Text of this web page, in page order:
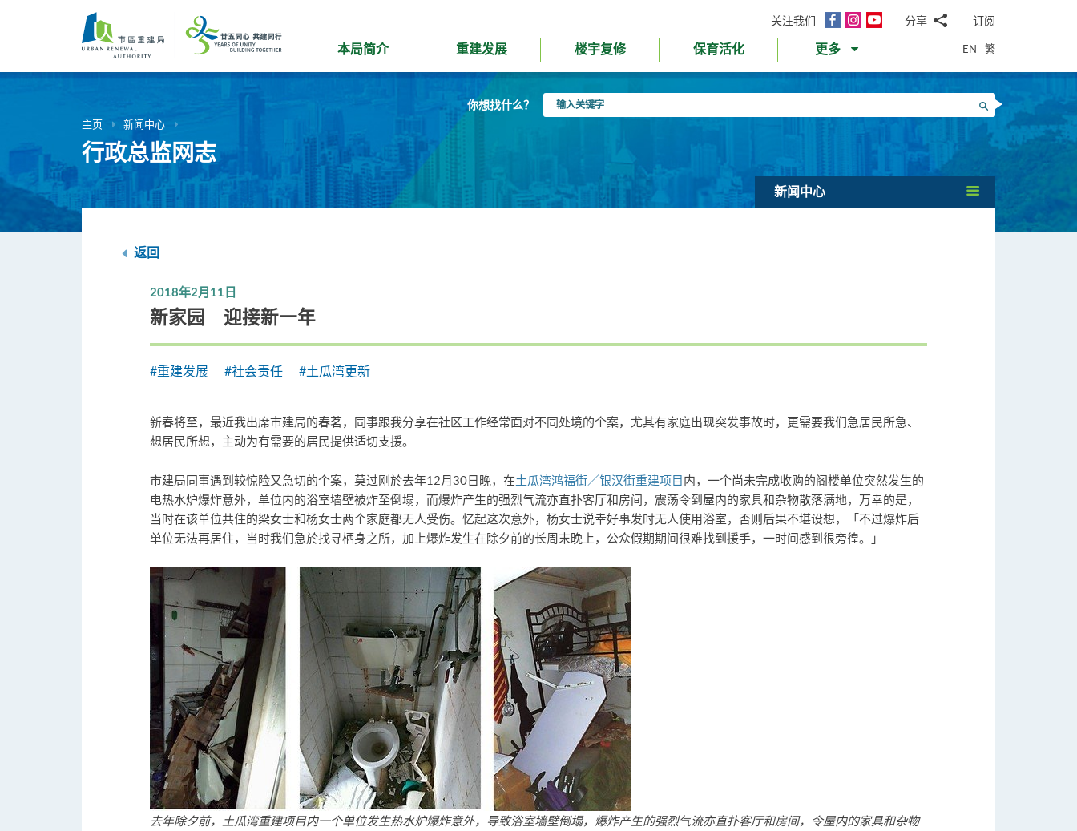
内
关注我们
面
InstagramYouTube分享
邮WhatsApp
微
信
面
书Twitter
LinkedIn
微
订阅
本局简介 重建发展 楼宇复修 保育活化 更多 EN 繁
你想找什么？
入
搜寻
主页 新闻中心
行政总监网志
新闻中心
返回
2018年2月11日
新家园 迎接新一年
#重建发展 #社会责任 #土瓜湾更新
新春将至，最近我出席市建局的春茗，同事跟我分享在社区工作经常面对不同处境的个案，尤其有家庭出现突发事故时，更需要我们急居民所急、
想居民所想，主动为有需要的居民提供适切支援。
市建局同事遇到较惊险又急切的个案，莫过刚於去年12月30日晚，在土瓜湾鸿福街／银汉街重建项目内，一个尚未完成收购的阁楼单位突然发生的
电热水炉爆炸意外，单位内的浴室墙壁被炸至倒塌，而爆炸产生的强烈气流亦直扑客厅和房间，震荡令到屋内的家具和杂物散落满地，万幸的是，
当时在该单位共住的梁女士和杨女士两个家庭都无人受伤。忆起这次意外，杨女士说幸好事发时无人使用浴室，否则后果不堪设想，「不过爆炸后
单位无法再居住，当时我们急於找寻栖身之所，加上爆炸发生在除夕前的长周末晚上，公众假期期间很难找到援手，一时间感到很旁徨。」
去年除夕前，土瓜湾重建项目内一个单位发生热水炉爆炸意外，导致浴室墙壁倒塌，爆炸产生的强烈气流亦直扑客厅和房间，令屋内的家具和杂物